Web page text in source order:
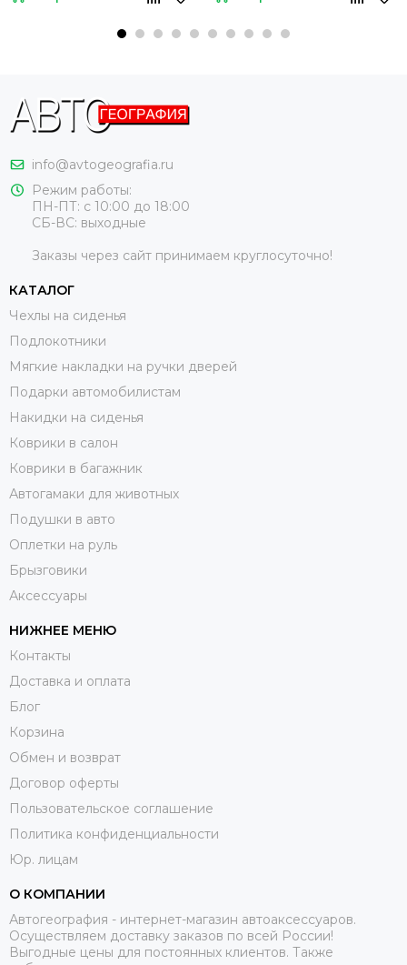
info@avtogeografia.ru
Режим работы:
ПН-ПТ: с 10:00 до 18:00
СБ-ВС: выходные
Заказы через сайт принимаем круглосуточно!
КАТАЛОГ
Чехлы на сиденья
Подлокотники
Мягкие накладки на ручки дверей
Подарки автомобилистам
Накидки на сиденья
Коврики в салон
Коврики в багажник
Автогамаки для животных
Подушки в авто
Оплетки на руль
Брызговики
Аксессуары
НИЖНЕЕ МЕНЮ
Контакты
Доставка и оплата
Блог
Корзина
Обмен и возврат
Договор оферты
Пользовательское соглашение
Политика конфиденциальности
Юр. лицам
О КОМПАНИИ
Автогеография - интернет-магазин автоаксессуаров.
Осуществляем доставку заказов по всей России!
Выгодные цены для постоянных клиентов. Также